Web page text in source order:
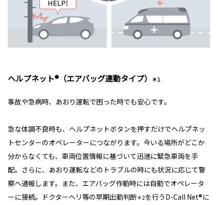
ヘルプネット®（エアバッグ連動タイプ） ＊1
事故や急病時、あおり運転で困った時でも安心です。
急な体調不良時も、ヘルプネットボタンを押すだけでヘルプネッ
トセンターのオペレーターにつながります。今いる場所がどこか
分からなくても、車両位置情報に基づいて迅速に緊急車両を手
配。さらに、あおり運転などのトラブルの時にも状況に応じて警
察へ通報します。また、エアバッグ作動時には自動でオペレータ
ーに接続。ドクターヘリ等の早期出動判断＊2を行うD-Call Net®に